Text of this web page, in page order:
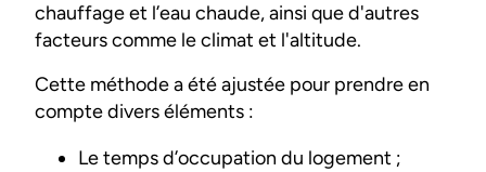
chauffage et l’eau chaude, ainsi que d'autres
facteurs comme le climat et l'altitude.
Cette méthode a été ajustée pour prendre en
compte divers éléments :
Le temps d’occupation du logement ;